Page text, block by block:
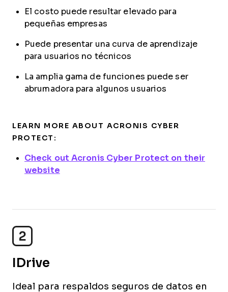
El costo puede resultar elevado para
pequeñas empresas
Puede presentar una curva de aprendizaje
para usuarios no técnicos
La amplia gama de funciones puede ser
abrumadora para algunos usuarios
LEARN MORE ABOUT ACRONIS CYBER
PROTECT:
Check out Acronis Cyber Protect on their
website
2
IDrive
Ideal para respaldos seguros de datos en